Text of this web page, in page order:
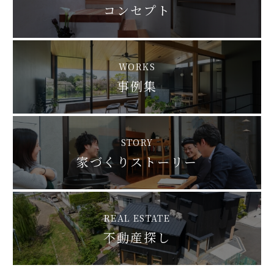
コンセプト
WORKS
事例集
STORY
家づくりストーリー
REAL ESTATE
不動産探し